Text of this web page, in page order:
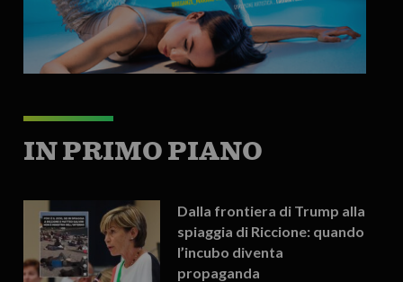
IN PRIMO PIANO
Dalla frontiera di Trump alla
spiaggia di Riccione: quando
l’incubo diventa
propaganda